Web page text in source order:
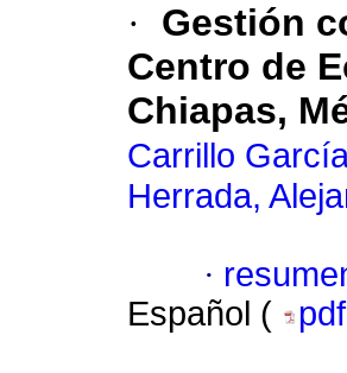
·
Gestión
Centro de
Chiapas,
Carrillo
Herrada,
·
Español (
pdf